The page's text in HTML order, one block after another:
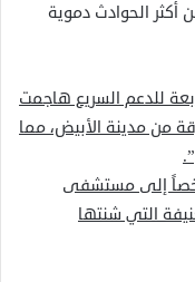
أكثر الحوادث دموية
للدعم السريع هاجمت
من مدينة الأبيض، مما
طبي وصول جثامين نحو 16 شخصاً إلى مستشفى
التي شنتها